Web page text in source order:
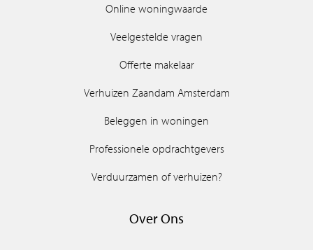
Online woningwaarde
Veelgestelde vragen
Offerte makelaar
Verhuizen Zaandam Amsterdam
Beleggen in woningen
Professionele opdrachtgevers
Verduurzamen of verhuizen?
Over Ons